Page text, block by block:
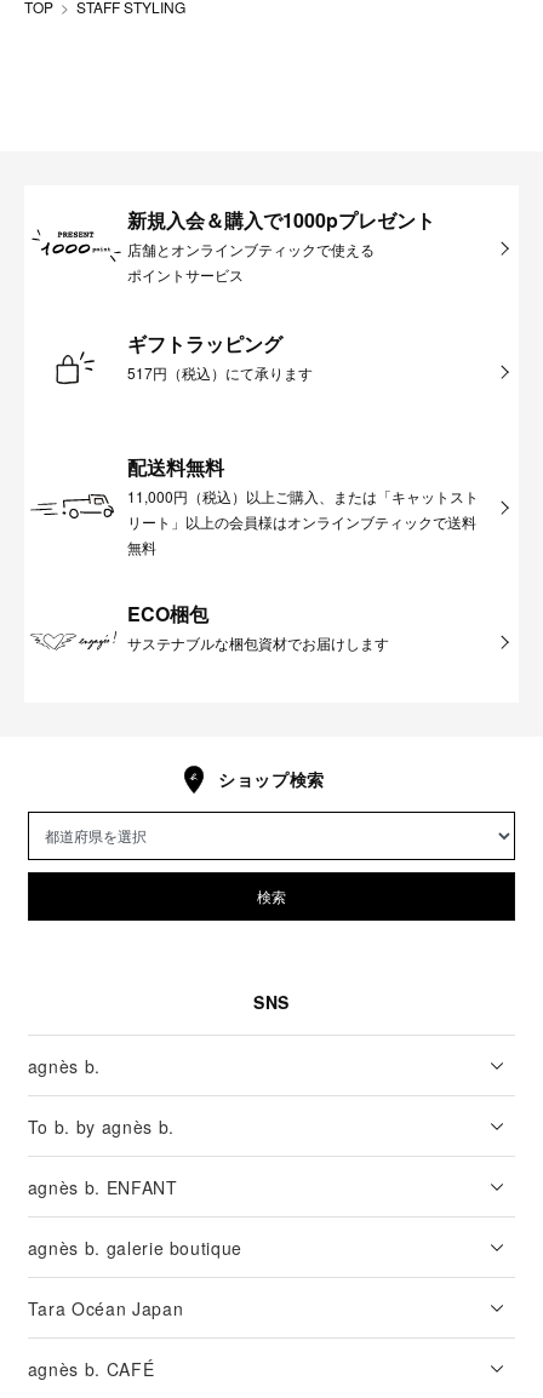
TOP STAFF STYLING
新規入会＆購入で1000pプレゼント
店舗とオンラインブティックで使える
ポイントサービス
ギフトラッピング
517円（税込）にて承ります
配送料無料
11,000円（税込）以上ご購入、または「キャットスト
リート」以上の会員様はオンラインブティックで送料
無料
ECO梱包
サステナブルな梱包資材でお届けします
ショップ検索
検索
SNS
agnès b.
To b. by agnès b.
agnès b. ENFANT
agnès b. galerie boutique
Tara Océan Japan
agnès b. CAFÉ